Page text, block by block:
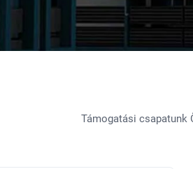
Támogatási csapatunk